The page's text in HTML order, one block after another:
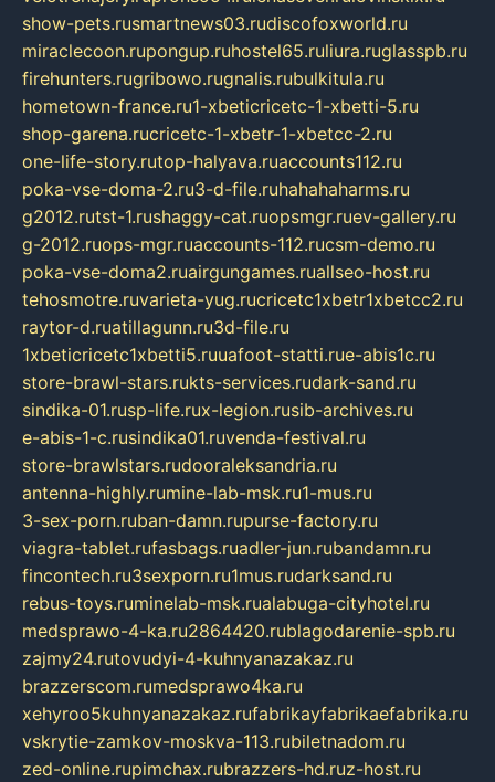
show-pets.rusmartnews03.rudiscofoxworld.ru
miraclecoon.rupongup.ruhostel65.ruliura.ruglasspb.ru
firehunters.rugribowo.rugnalis.rubulkitula.ru
hometown-france.ru1-xbeticricetc-1-xbetti-5.ru
shop-garena.rucricetc-1-xbetr-1-xbetcc-2.ru
one-life-story.rutop-halyava.ruaccounts112.ru
poka-vse-doma-2.ru3-d-file.ruhahahaharms.ru
g2012.rutst-1.rushaggy-cat.ruopsmgr.ruev-gallery.ru
g-2012.ruops-mgr.ruaccounts-112.rucsm-demo.ru
poka-vse-doma2.ruairgungames.ruallseo-host.ru
tehosmotre.ruvarieta-yug.rucricetc1xbetr1xbetcc2.ru
raytor-d.ruatillagunn.ru3d-file.ru
1xbeticricetc1xbetti5.ruuafoot-statti.rue-abis1c.ru
store-brawl-stars.rukts-services.rudark-sand.ru
sindika-01.rusp-life.rux-legion.rusib-archives.ru
e-abis-1-c.rusindika01.ruvenda-festival.ru
store-brawlstars.rudooraleksandria.ru
antenna-highly.rumine-lab-msk.ru1-mus.ru
3-sex-porn.ruban-damn.rupurse-factory.ru
viagra-tablet.rufasbags.ruadler-jun.rubandamn.ru
fincontech.ru3sexporn.ru1mus.rudarksand.ru
rebus-toys.ruminelab-msk.rualabuga-cityhotel.ru
medsprawo-4-ka.ru2864420.rublagodarenie-spb.ru
zajmy24.rutovudyi-4-kuhnyanazakaz.ru
brazzerscom.rumedsprawo4ka.ru
xehyroo5kuhnyanazakaz.rufabrikayfabrikaefabrika.ru
vskrytie-zamkov-moskva-113.rubiletnadom.ru
zed-online.rupimchax.rubrazzers-hd.ruz-host.ru